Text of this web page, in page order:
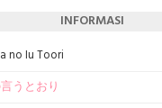
INFORMASI
no Iu Toori
うとおり